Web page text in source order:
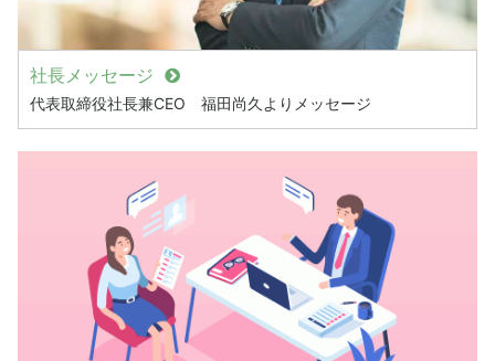
社長メッセージ
代表取締役社長兼CEO 福田尚久よりメッセージ